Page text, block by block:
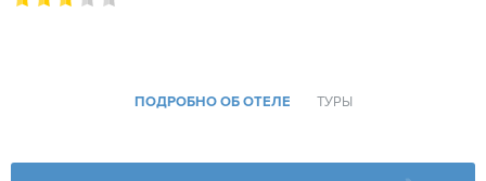
ПОДРОБНО ОБ ОТЕЛЕ ТУРЫ